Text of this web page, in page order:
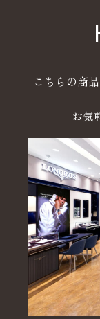
こちらの商
お気